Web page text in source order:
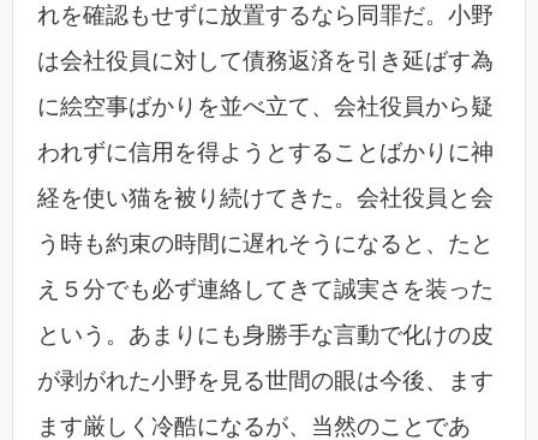
れを確認もせずに放置するなら同罪だ。小野
は会社役員に対して債務返済を引き延ばす為
に絵空事ばかりを並べ立て、会社役員から疑
われずに信用を得ようとすることばかりに神
経を使い猫を被り続けてきた。会社役員と会
う時も約束の時間に遅れそうになると、たと
え５分でも必ず連絡してきて誠実さを装った
という。あまりにも身勝手な言動で化けの皮
が剥がれた小野を見る世間の眼は今後、ます
ます厳しく冷酷になるが、当然のことであ